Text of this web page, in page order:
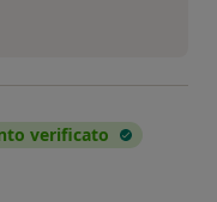
verificato